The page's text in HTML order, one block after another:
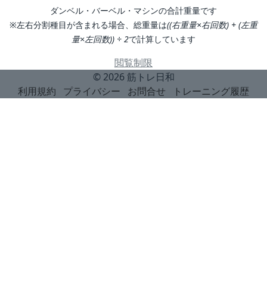
ダンベル・バーベル・マシンの合計重量です
※左右分割種目が含まれる場合、総重量は((右重量×右回数) + (左重
量×左回数)) ÷ 2で計算しています
閲覧制限
© 2026 筋トレ日和
利用規約
プライバシー お問合せ トレーニング履歴